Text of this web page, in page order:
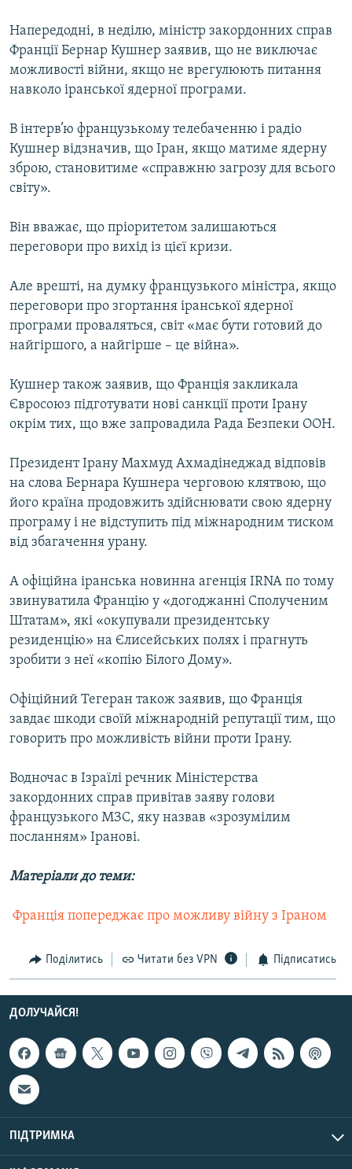
Усі сайти RFE/RL
Напередодні, в неділю, міністр закордонних справ
Франції Бернар Кушнер заявив, що не виключає
можливості війни, якщо не врегулюють питання
навколо іранської ядерної програми.
В інтерв’ю французькому телебаченню і радіо
Кушнер відзначив, що Іран, якщо матиме ядерну
зброю, становитиме «справжню загрозу для всього
світу».
Він вважає, що пріоритетом залишаються
переговори про вихід із цієї кризи.
Але врешті, на думку французького міністра, якщо
переговори про згортання іранської ядерної
програми проваляться, світ «має бути готовий до
найгіршого, а найгірше – це війна».
Кушнер також заявив, що Франція закликала
Євросоюз підготувати нові санкції проти Ірану
окрім тих, що вже запровадила Рада Безпеки ООН.
Президент Ірану Махмуд Ахмадінеджад відповів
на слова Бернара Кушнера черговою клятвою, що
його країна продовжить здійснювати свою ядерну
програму і не відступить під міжнародним тиском
від збагачення урану.
А офіційна іранська новинна агенція IRNA по тому
звинуватила Францію у «догоджанні Сполученим
Штатам», які «окупували президентську
резиденцію» на Єлисейських полях і прагнуть
зробити з неї «копію Білого Дому».
Офіційний Тегеран також заявив, що Франція
завдає шкоди своїй міжнародній репутації тим, що
говорить про можливість війни проти Ірану.
Водночас в Ізраїлі речник Міністерства
закордонних справ привітав заяву голови
французького МЗС, яку назвав «зрозумілим
посланням» Іранові.
Матеріали до теми:
 Франція попереджає про можливу війну з Іраном
Поділитись Читати без VPN Підписатись
ДОЛУЧАЙСЯ!
ПІДТРИМКА